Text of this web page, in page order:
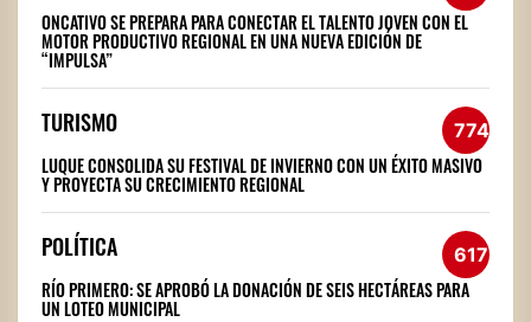
ONCATIVO SE PREPARA PARA CONECTAR EL TALENTO JOVEN CON EL
MOTOR PRODUCTIVO REGIONAL EN UNA NUEVA EDICIÓN DE
“IMPULSA”
TURISMO 774
LUQUE CONSOLIDA SU FESTIVAL DE INVIERNO CON UN ÉXITO MASIVO
Y PROYECTA SU CRECIMIENTO REGIONAL
POLÍTICA 617
RÍO PRIMERO: SE APROBÓ LA DONACIÓN DE SEIS HECTÁREAS PARA
UN LOTEO MUNICIPAL